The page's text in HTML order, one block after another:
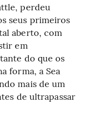
perdeu
seus primeiros
aberto, com
em
do que os
forma, a Sea
mais de um
de ultrapassar